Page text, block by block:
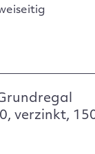
verzinkt,